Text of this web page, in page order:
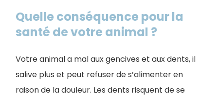
Quelle conséquence pour la
santé de votre animal ?
Votre animal a mal aux gencives et aux dents, il
salive plus et peut refuser de s’alimenter en
raison de la douleur. Les dents risquent de se